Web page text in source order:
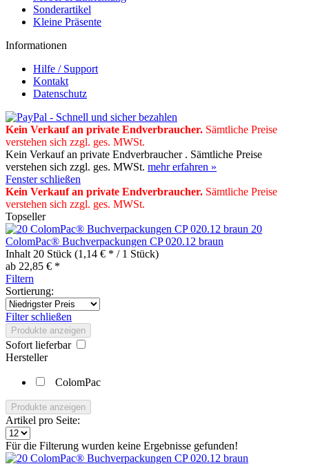
Sonderartikel
Kleine Präsente
Informationen
Hilfe / Support
Kontakt
Datenschutz
Kein Verkauf an private Endverbraucher. Sämtliche Preise
verstehen sich zzgl. ges. MWSt.
Kein Verkauf an private Endverbraucher . Sämtliche Preise
verstehen sich zzgl. ges. MWSt. mehr erfahren »
Fenster schließen
Kein Verkauf an private Endverbraucher. Sämtliche Preise
verstehen sich zzgl. ges. MWSt.
Topseller
20
ColomPac® Buchverpackungen CP 020.12 braun
Inhalt 20 Stück (1,14 € * / 1 Stück)
ab 22,85 € *
Filtern
Sortierung:
Filter schließen
Produkte anzeigen
Sofort lieferbar
Hersteller
ColomPac
Produkte anzeigen
Artikel pro Seite:
Für die Filterung wurden keine Ergebnisse gefunden!